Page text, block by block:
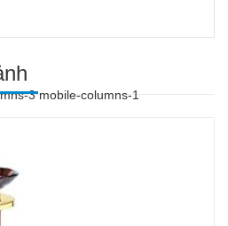
3 mobile-columns-1